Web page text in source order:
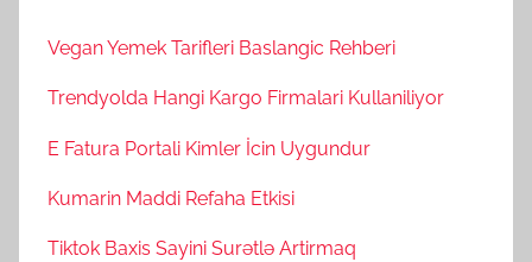
Vegan Yemek Tarifleri Baslangic Rehberi
Trendyolda Hangi Kargo Firmalari Kullaniliyor
E Fatura Portali Kimler İcin Uygundur
Kumarin Maddi Refaha Etkisi
Tiktok Baxis Sayini Surətlə Artirmaq